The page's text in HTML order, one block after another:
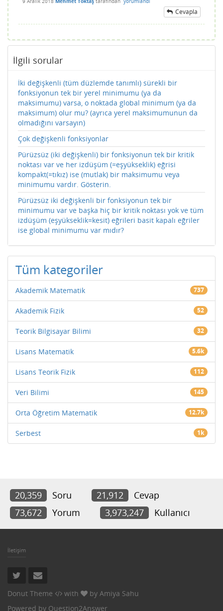
Cevapla
İlgili sorular
İki değişkenli (tüm düzlemde tanımlı) sürekli bir
fonksiyonun tek bir yerel minimumu (ya da
maksimumu) varsa, o noktada global minimum (ya da
maksimum) olur mu? (ayrıca yerel maksimumunun da
olmadığını varsayın)
Çok değişkenli fonksiyonlar
Pürüzsüz (iki değişkenli) bir fonksiyonun tek bir kritik
noktası var ve her izdüşüm (=eşyükseklik) eğrisi
kompakt(=tıkız) ise (mutlak) bir maksimumu veya
minimumu vardır. Gösterin.
Pürüzsüz iki değişkenli bir fonksiyonun tek bir
minimumu var ve başka hiç bir kritik noktası yok ve tüm
izdüşüm (eşyükseklik=kesit) eğrileri basit kapalı eğriler
ise global minimumu var mıdır?
Tüm kategoriler
Akademik Matematik 737
Akademik Fizik 52
Teorik Bilgisayar Bilimi 32
Lisans Matematik 5.6k
Lisans Teorik Fizik 112
Veri Bilimi 145
Orta Öğretim Matematik 12.7k
Serbest 1k
20,359 Soru 21,912
Cevap
73,672
Yorum 3,973,247 Kullanıcı
İletişim
Donut Theme with by Amiya Sahu
Powered by Question2Answer